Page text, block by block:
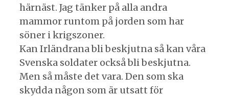
härnäst. Jag tänker på alla andra
mammor runtom på jorden som har
söner i krigszoner.
Kan Irländrana bli beskjutna så kan våra
Svenska soldater också bli beskjutna.
Men så måste det vara. Den som ska
skydda någon som är utsatt för